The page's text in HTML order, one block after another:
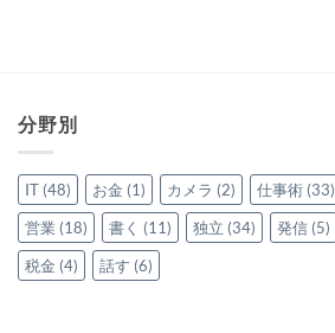
分野別
IT (48) お金 (1) カメラ (2) 仕事術 (33)
営業 (18) 書く (11) 独立 (34) 発信 (5)
税金 (4) 話す (6)